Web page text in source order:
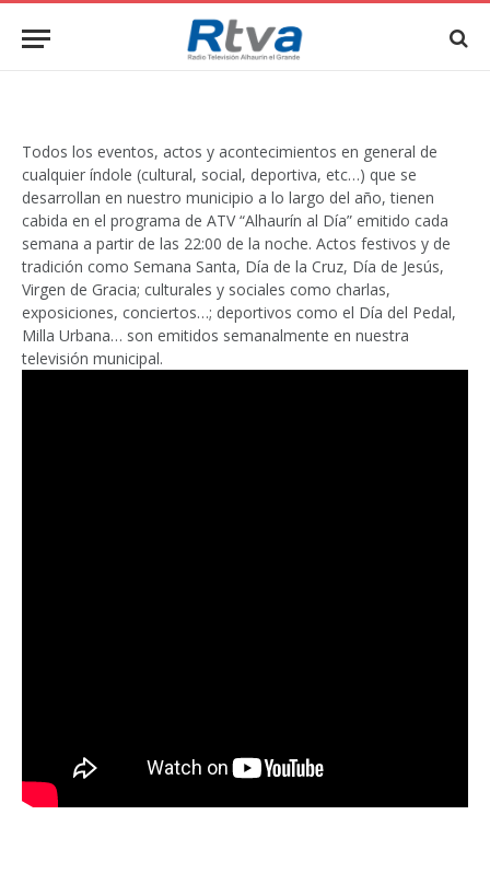
Todos los eventos, actos y acontecimientos en general de
cualquier índole (cultural, social, deportiva, etc…) que se
desarrollan en nuestro municipio a lo largo del año, tienen
cabida en el programa de ATV “Alhaurín al Día” emitido cada
semana a partir de las 22:00 de la noche. Actos festivos y de
tradición como Semana Santa, Día de la Cruz, Día de Jesús,
Virgen de Gracia; culturales y sociales como charlas,
exposiciones, conciertos…; deportivos como el Día del Pedal,
Milla Urbana… son emitidos semanalmente en nuestra
televisión municipal.